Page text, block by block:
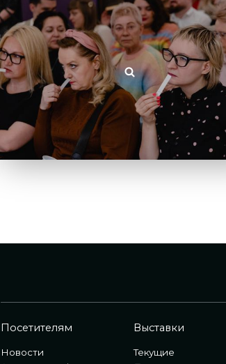
Посетителям
Новости
Выставки
Текущие